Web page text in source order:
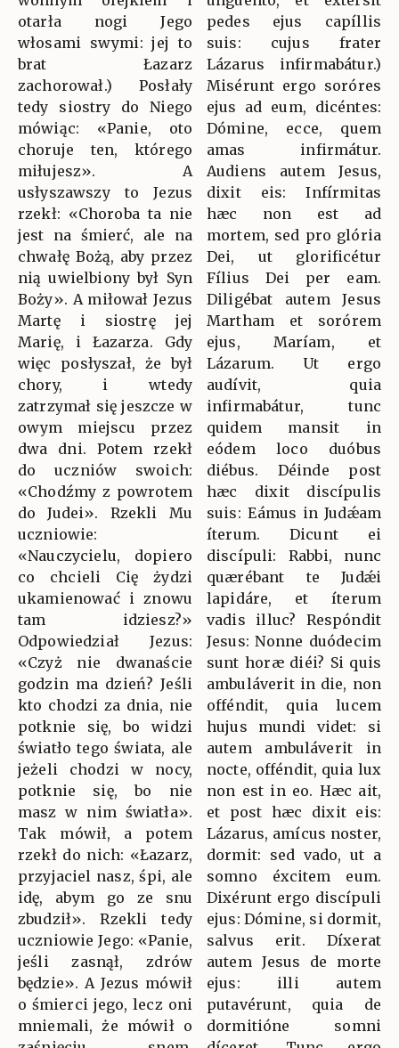
otarła nogi Jego
włosami swymi: jej to
brat Łazarz
zachorował.) Posłały
tedy siostry do Niego
mówiąc: «Panie, oto
choruje ten, którego
miłujesz». A
usłyszawszy to Jezus
rzekł: «Choroba ta nie
jest na śmierć, ale na
chwałę Bożą, aby przez
nią uwielbiony był Syn
Boży». A miłował Jezus
Martę i siostrę jej
Marię, i Łazarza. Gdy
więc posłyszał, że był
chory, i wtedy
zatrzymał się jeszcze w
owym miejscu przez
dwa dni. Potem rzekł
do uczniów swoich:
«Chodźmy z powrotem
do Judei». Rzekli Mu
uczniowie:
«Nauczycielu, dopiero
co chcieli Cię żydzi
ukamienować i znowu
tam idziesz?»
Odpowiedział Jezus:
«Czyż nie dwanaście
godzin ma dzień? Jeśli
kto chodzi za dnia, nie
potknie się, bo widzi
światło tego świata, ale
jeżeli chodzi w nocy,
potknie się, bo nie
masz w nim światła».
Tak mówił, a potem
rzekł do nich: «Łazarz,
przyjaciel nasz, śpi, ale
idę, abym go ze snu
zbudził». Rzekli tedy
uczniowie Jego: «Panie,
jeśli zasnął, zdrów
będzie». A Jezus mówił
o śmierci jego, lecz oni
mniemali, że mówił o
pedes ejus capíllis
suis: cujus frater
Lázarus infirmabátur.)
Misérunt ergo soróres
ejus ad eum, dicéntes:
Dómine, ecce, quem
amas infirmátur.
Audiens autem Jesus,
dixit eis: Infírmitas
hæc non est ad
mortem, sed pro glória
Dei, ut glorificétur
Fílius Dei per eam.
Diligébat autem Jesus
Martham et sorórem
ejus, Maríam, et
Lázarum. Ut ergo
audívit, quia
infirmabátur, tunc
quidem mansit in
eódem loco duóbus
diébus. Déinde post
hæc dixit discípulis
suis: Eámus in Judǽam
íterum. Dicunt ei
discípuli: Rabbi, nunc
quærébant te Judǽi
lapidáre, et íterum
vadis illuc? Respóndit
Jesus: Nonne duódecim
sunt horæ diéi? Si quis
ambuláverit in die, non
offéndit, quia lucem
hujus mundi videt: si
autem ambuláverit in
nocte, offéndit, quia lux
non est in eo. Hæc ait,
et post hæc dixit eis:
Lázarus, amícus noster,
dormit: sed vado, ut a
somno éxcitem eum.
Dixérunt ergo discípuli
ejus: Dómine, si dormit,
salvus erit. Díxerat
autem Jesus de morte
ejus: illi autem
putavérunt, quia de
dormitióne somni